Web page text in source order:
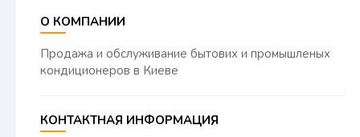
О КОМПАНИИ
Продажа и обслуживание бытових и промышленых
кондиционеров в Киеве
КОНТАКТНАЯ ИНФОРМАЦИЯ